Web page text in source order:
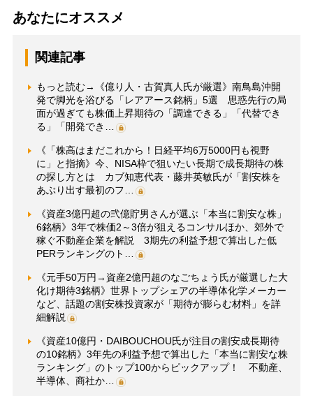
あなたにオススメ
関連記事
もっと読む→《億り人・古賀真人氏が厳選》南鳥島沖開
発で脚光を浴びる「レアアース銘柄」5選 思惑先行の局
面が過ぎても株価上昇期待の「調達できる」「代替でき
る」「開発でき…
《「株高はまだこれから！日経平均6万5000円も視野
に」と指摘》今、NISA枠で狙いたい長期で成長期待の株
の探し方とは カブ知恵代表・藤井英敏氏が「割安株を
あぶり出す最初のフ…
《資産3億円超の弐億貯男さんが選ぶ「本当に割安な株」
6銘柄》3年で株価2～3倍が狙えるコンサルほか、郊外で
稼ぐ不動産企業を解説 3期先の利益予想で算出した低
PERランキングのト…
《元手50万円→資産2億円超のなごちょう氏が厳選した大
化け期待3銘柄》世界トップシェアの半導体化学メーカー
など、話題の割安株投資家が「期待が膨らむ材料」を詳
細解説
《資産10億円・DAIBOUCHOU氏が注目の割安成長期待
の10銘柄》3年先の利益予想で算出した「本当に割安な株
ランキング」のトップ100からピックアップ！ 不動産、
半導体、商社か…